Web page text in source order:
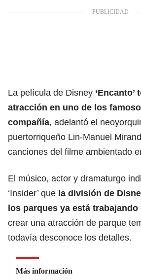
La película de Disney
atracción en uno de los
compañía, adelantó el
puertorriqueño Lin-Manuel
canciones del filme ambientado
El músico, actor y dramaturgo
‘Insider’ que la división de
los parques ya está
crear una atracción de parque
todavía desconoce los detalles.
Más información